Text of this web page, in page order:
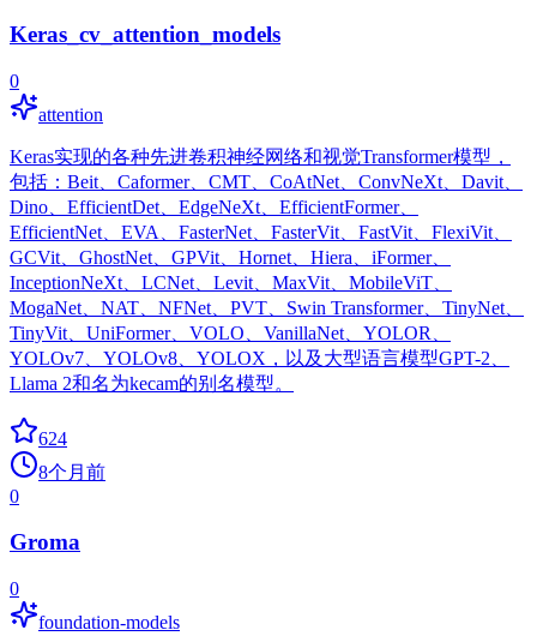
Keras_cv_attention_models
0
attention
Keras实现的各种先进卷积神经网络和视觉Transformer模型，
包括：Beit、Caformer、CMT、CoAtNet、ConvNeXt、Davit、
Dino、EfficientDet、EdgeNeXt、EfficientFormer、
EfficientNet、EVA、FasterNet、FasterVit、FastVit、FlexiVit、
GCVit、GhostNet、GPVit、Hornet、Hiera、iFormer、
InceptionNeXt、LCNet、Levit、MaxVit、MobileViT、
MogaNet、NAT、NFNet、PVT、Swin Transformer、TinyNet、
TinyVit、UniFormer、VOLO、VanillaNet、YOLOR、
YOLOv7、YOLOv8、YOLOX，以及大型语言模型GPT-2、
Llama 2和名为kecam的别名模型。
624
8个月前
0
Groma
0
foundation-models